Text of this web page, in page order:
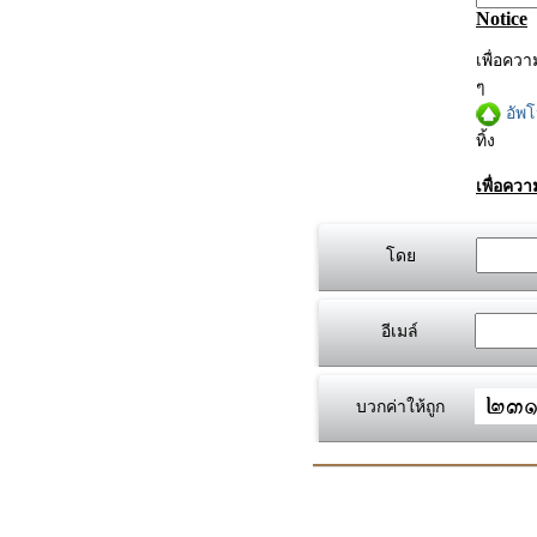
Notice
เพื่อคว
ๆ
อัพ
ทิ้ง
เพื่อคว
โดย
อีเมล์
บวกค่าให้ถูก